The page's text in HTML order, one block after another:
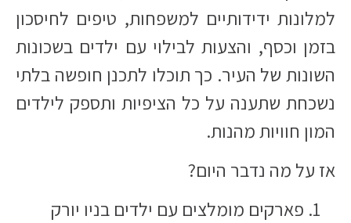
למלונות ידידותיים למשפחות, טיפים לחיסכון
בזמן וכסף, והצעות לבילוי עם ילדים בשכונות
השונות של העיר. כך תוכלו לתכנן חופשה בלתי
נשכחת שתענה על כל הציפיות ותספק לילדים
המון חוויות מהנות.
אז על מה נדבר היום?
פארקים מומלצים עם ילדים בניו יורק